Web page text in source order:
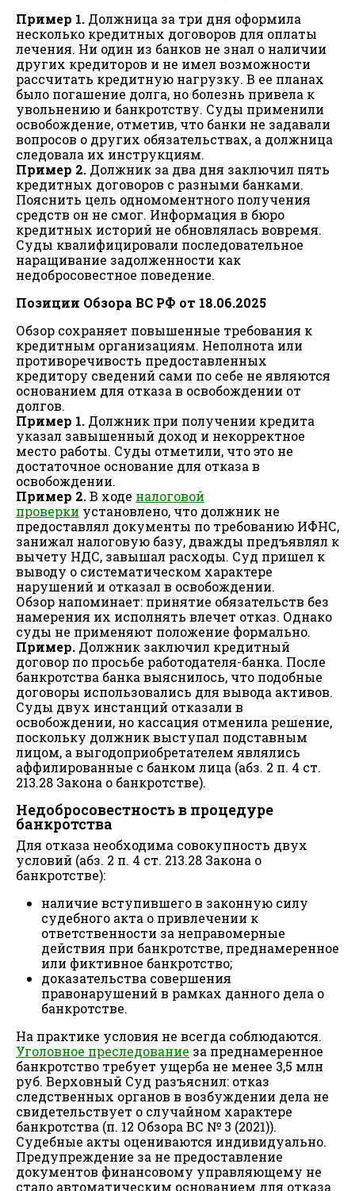
Пример 1. Должница за три дня оформила
несколько кредитных договоров для оплаты
лечения. Ни один из банков не знал о наличии
других кредиторов и не имел возможности
рассчитать кредитную нагрузку. В ее планах
было погашение долга, но болезнь привела к
увольнению и банкротству. Суды применили
освобождение, отметив, что банки не задавали
вопросов о других обязательствах, а должница
следовала их инструкциям.
Пример 2. Должник за два дня заключил пять
кредитных договоров с разными банками.
Пояснить цель одномоментного получения
средств он не смог. Информация в бюро
кредитных историй не обновлялась вовремя.
Суды квалифицировали последовательное
наращивание задолженности как
недобросовестное поведение.
Позиции Обзора ВС РФ от 18.06.2025
Обзор сохраняет повышенные требования к
кредитным организациям. Неполнота или
противоречивость предоставленных
кредитору сведений сами по себе не являются
основанием для отказа в освобождении от
долгов.
Пример 1. Должник при получении кредита
указал завышенный доход и некорректное
место работы. Суды отметили, что это не
достаточное основание для отказа в
освобождении.
Пример 2.В ходе налоговой
проверки установлено, что должник не
предоставлял документы по требованию ИФНС,
занижал налоговую базу, дважды предъявлял к
вычету НДС, завышал расходы. Суд пришел к
выводу о систематическом характере
нарушений и отказал в освобождении.
Обзор напоминает: принятие обязательств без
намерения их исполнять влечет отказ. Однако
суды не применяют положение формально.
Пример. Должник заключил кредитный
договор по просьбе работодателя-банка. После
банкротства банка выяснилось, что подобные
договоры использовались для вывода активов.
Суды двух инстанций отказали в
освобождении, но кассация отменила решение,
поскольку должник выступал подставным
лицом, а выгодоприобретателем являлись
аффилированные с банком лица (абз. 2 п. 4 ст.
213.28 Закона о банкротстве).
Недобросовестность в процедуре
банкротства
Для отказа необходима совокупность двух
условий (абз. 2 п. 4 ст. 213.28 Закона о
банкротстве):
наличие вступившего в законную силу
судебного акта о привлечении к
ответственности за неправомерные
действия при банкротстве, преднамеренное
или фиктивное банкротство;
доказательства совершения
правонарушений в рамках данного дела о
банкротстве.
На практике условия не всегда соблюдаются.
Уголовное преследование за преднамеренное
банкротство требует ущерба не менее 3,5 млн
руб. Верховный Суд разъяснил: отказ
следственных органов в возбуждении дела не
свидетельствует о случайном характере
банкротства (п. 12 Обзора ВС № 3 (2021)).
Судебные акты оцениваются индивидуально.
Предупреждение за не предоставление
документов финансовому управляющему не
стало автоматическим основанием для отказа